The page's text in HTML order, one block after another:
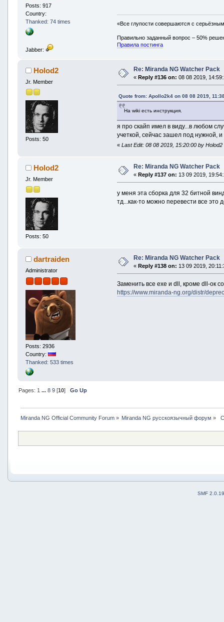
Posts: 917
Country:
Thanked: 74 times
Jabber:
«Все глупости совершаются с
Правильно заданный вопрос – 50%
Правила постинга
Holod2
Jr. Member
Posts: 50
Re: Miranda NG Watcher Pack
« Reply #136 on: 08 08 2019,
Quote from: Apollo2k4 on 08 08 2019,
На wiki есть инструкция.
я про скайп имел в виду...в любом
учеткой, сейчас зашел под нужной,
«Last Edit: 08 08 2019, 15:20:00 by Holod2
Holod2
Jr. Member
Posts: 50
Re: Miranda NG Watcher Pack
« Reply #137 on: 13 09 2019,
у меня эта сборка для 32 битной
тд...как-то можно перевести все это
dartraiden
Administrator
Posts: 2936
Country:
Thanked: 533 times
Re: Miranda NG Watcher Pack
« Reply #138 on: 13 09 2019,
Заменить все exe и dll, кроме dll-ок
https://www.miranda-ng.org/distr/
Pages: 1 ... 8 9[10] Go Up
Miranda NG Official Community Forum» Miranda NG русскоязычный форум »
SMF 2.0.19